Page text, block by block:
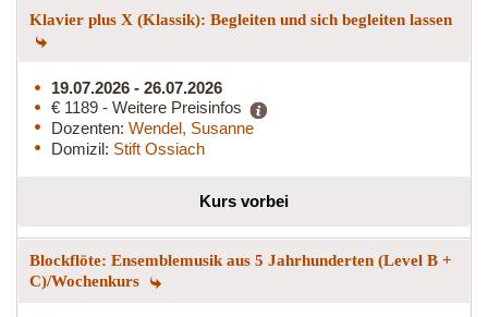
Klavier plus X (Klassik): Begleiten und sich begleiten lassen
19.07.2026 - 26.07.2026
€ 1189 - Weitere Preisinfos
Dozenten: Wendel, Susanne
Domizil: Stift Ossiach
Kurs vorbei
Blockflöte: Ensemblemusik aus 5 Jahrhunderten (Level B +
C)/Wochenkurs